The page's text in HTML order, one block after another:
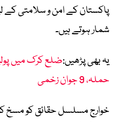
پاکستان کے امن و سلامتی
شمار ہوتے ہیں۔
یہ بھی پڑھیں:ضلع کرک میں
حملہ، 9 جوان زخمی
خوارج مسلسل حقائق کو مسخ